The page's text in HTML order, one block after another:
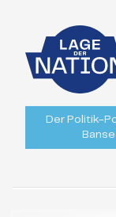
Der Politik-